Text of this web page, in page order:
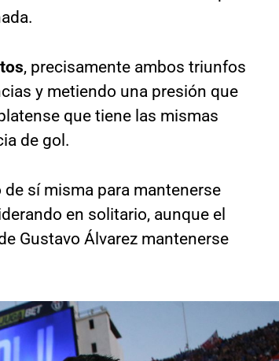
, precisamente ambos triunfos
y metiendo una presión que
que tiene las mismas
de gol.
sí misma para mantenerse
en solitario, aunque el
Gustavo Álvarez mantenerse